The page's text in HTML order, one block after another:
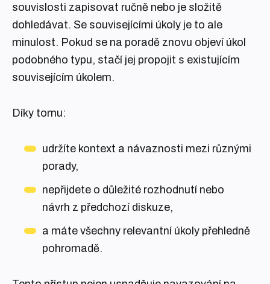
souvislosti zapisovat ručně nebo je složitě
dohledávat. Se souvisejícími úkoly je to ale
minulost. Pokud se na poradě znovu objeví úkol
podobného typu, stačí jej propojit s existujícím
souvisejícím úkolem.
Díky tomu:
udržíte kontext a návaznosti mezi různými
porady,
nepřijdete o důležité rozhodnutí nebo
návrh z předchozí diskuze,
a máte všechny relevantní úkoly přehledně
pohromadě.